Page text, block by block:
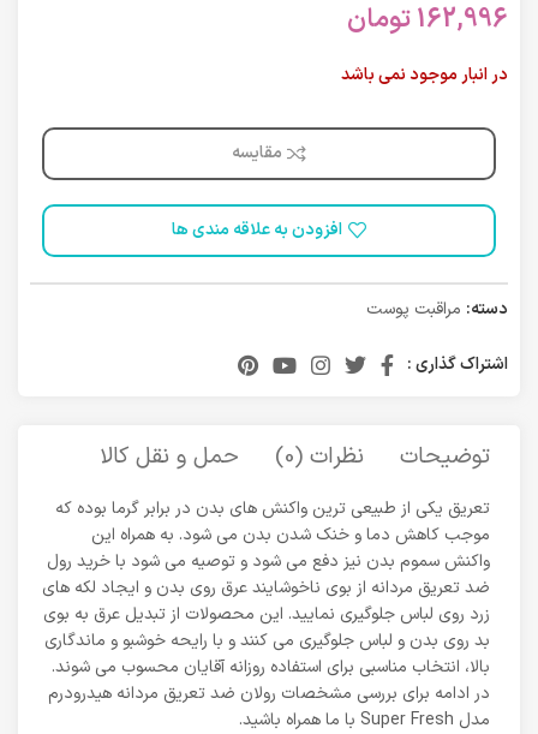
162,996تومان
در انبار موجود نمی باشد
مقایسه
افزودن به علاقه مندی ها
دسته: مراقبت پوست
اشتراک گذاری :
توضیحات نظرات (0) حمل و نقل کالا
تعریق یکی از طبیعی ترین واکنش های بدن در برابر گرما بوده که
موجب کاهش دما و خنک شدن بدن می شود. به همراه این
واکنش سموم بدن نیز دفع می شود و توصیه می شود با خرید رول
ضد تعریق مردانه از بوی ناخوشایند عرق روی بدن و ایجاد لکه های
زرد روی لباس جلوگیری نمایید. این محصولات از تبدیل عرق به بوی
بد روی بدن و لباس جلوگیری می کنند و با رایحه خوشبو و ماندگاری
بالا، انتخاب مناسبی برای استفاده روزانه آقایان محسوب می شوند.
در ادامه برای بررسی مشخصات رولان ضد تعریق مردانه هیدرودرم
مدل Super Fresh با ما همراه باشید.